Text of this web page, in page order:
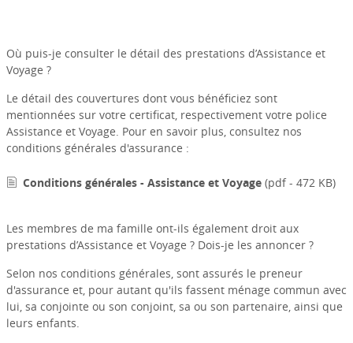
Où puis-je consulter le détail des prestations d’Assistance et
Voyage ?
Le détail des couvertures dont vous bénéficiez sont
mentionnées sur votre certificat, respectivement votre police
Assistance et Voyage. Pour en savoir plus, consultez nos
conditions générales d'assurance :
Conditions générales - Assistance et Voyage (pdf - 472 KB)
Les membres de ma famille ont-ils également droit aux
prestations d’Assistance et Voyage ? Dois-je les annoncer ?
Selon nos conditions générales, sont assurés le preneur
d'assurance et, pour autant qu'ils fassent ménage commun avec
lui, sa conjointe ou son conjoint, sa ou son partenaire, ainsi que
leurs enfants.